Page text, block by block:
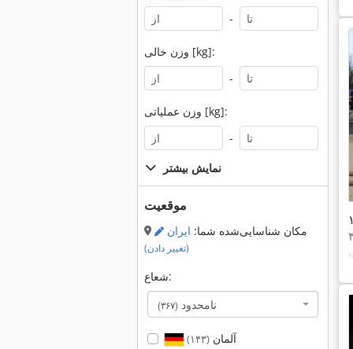
-
وزن خالی [kg]:
-
وزن عملیاتی [kg]:
-
نمایش بیشتر
موقعیت
مکان شناسایی‌شده شما: ایران
(تغییر دادن)
شعاع:
نامحدود (۳۶۷)
آلمان(۱۴۳)